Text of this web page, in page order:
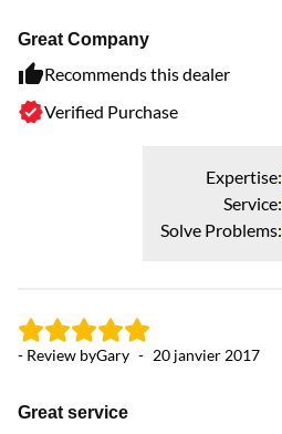
Great Company
Recommends this dealer
Verified Purchase
Expertise:
Service:
Solve Problems:
- Review byGary - 20 janvier 2017
Great service